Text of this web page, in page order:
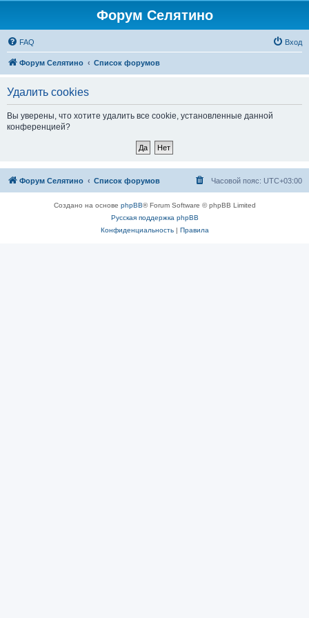
Форум Селятино
FAQ Вход
Форум Селятино Список форумов
Удалить cookies
Вы уверены, что хотите удалить все cookie, установленные данной
конференцией?
Форум Селятино Список форумов Часовой пояс: UTC+03:00
Создано на основе phpBB® Forum Software © phpBB Limited
Русская поддержка phpBB
Конфиденциальность| Правила